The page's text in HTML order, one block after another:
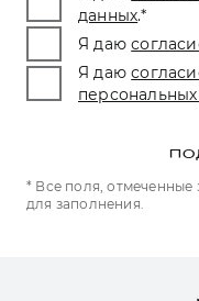
данных.*
Я даю
Я даю
* Все поля, отмеченные
для заполнения.